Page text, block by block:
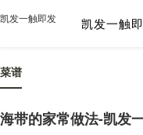
凯发一触即发 凯发一触
菜谱
海带的家常做法-凯发